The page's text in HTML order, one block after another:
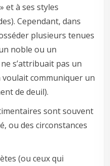
» et à ses styles
Cependant, dans
plusieurs tenues
noble ou un
s’attribuait pas un
voulait communiquer un
de deuil).
sont souvent
ou des circonstances
(ou ceux qui